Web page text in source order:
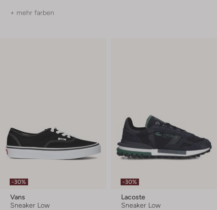
+ mehr farben
-30%
Vans
Sneaker Low
-30%
Lacoste
Sneaker Low